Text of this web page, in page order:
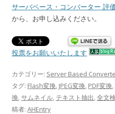
サーバベース・コンバーター 評
から、お申し込みください。
投票をお願いいたします
カテゴリー: Server Based
タグ: Flash変換, JPEG変換, PDF変換,
換,サムネイル, テキスト抽出,全文
稿者: AHEntry